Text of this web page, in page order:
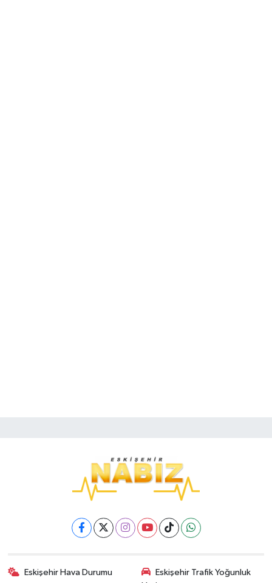
Eskişehir Hava Durumu
Eskişehir Trafik Yoğunluk